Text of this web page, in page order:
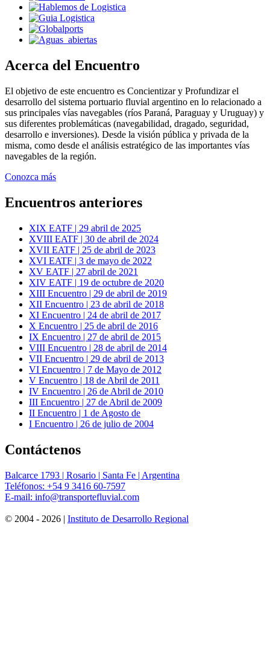
Acerca del Encuentro
El objetivo de este encuentro es Concientizar y Profundizar el
desarrollo del sistema portuario fluvial argentino en lo relacionado a
sus principales vías navegables (ríos Paraná, Paraguay y Uruguay) y
sus diferentes problemáticas (navegabilidad, dragado, seguridad,
desarrollo e inversiones). Desde la visión pública y privada de la
misma, como desde el análisis estratégico de las importantes vías
navegables de la región.
Conozca más
Encuentros anteriores
XIX EATF | 29 abril de 2025
XVIII EATF | 30 de abril de 2024
XVII EATF | 25 de abril de 2023
XVI EATF | 3 de mayo de 2022
XV EATF | 27 abril de 2021
XIV EATF | 19 de octubre de 2020
XIII Encuentro | 29 de abril de 2019
XII Encuentro | 23 de abril de 2018
XI Encuentro | 24 de abril de 2017
X Encuentro | 25 de abril de 2016
IX Encuentro | 27 de abril de 2015
VIII Encuentro | 28 de abril de 2014
VII Encuentro | 29 de abril de 2013
VI Encuentro | 7 de Mayo de 2012
V Encuentro | 18 de Abril de 2011
IV Encuentro | 26 de Abril de 2010
III Encuentro | 27 de Abril de 2009
II Encuentro | 1 de Agosto de
I Encuentro | 26 de julio de 2004
Contáctenos
Balcarce 1793 | Rosario | Santa Fe | Argentina
Teléfonos: +54 9 3416 60-7597
E-mail: info@transportefluvial.com
© 2004 - 2026 | Instituto de Desarrollo Regional